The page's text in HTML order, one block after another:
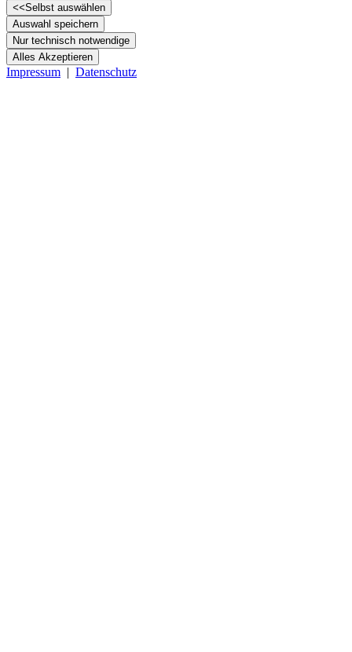
<<Selbst auswählen
Auswahl speichern
Nur technisch notwendige
Alles Akzeptieren
Impressum | Datenschutz